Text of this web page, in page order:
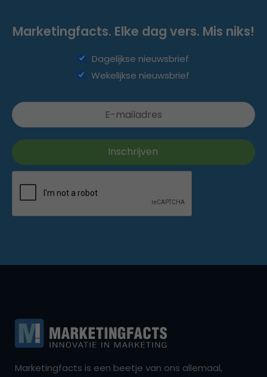
Marketingfacts. Elke dag vers. Mis niks!
Dagelijkse nieuwsbrief
Wekelijkse nieuwsbrief
Marketingfacts is een beetje van ons allemaal,